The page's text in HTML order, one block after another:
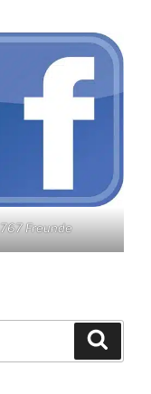
767 Freunde